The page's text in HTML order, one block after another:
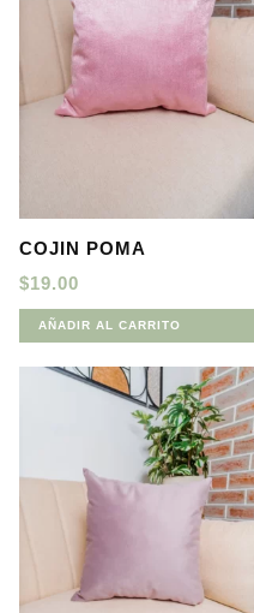
COJIN POMA
$19.00
AÑADIR AL CARRITO